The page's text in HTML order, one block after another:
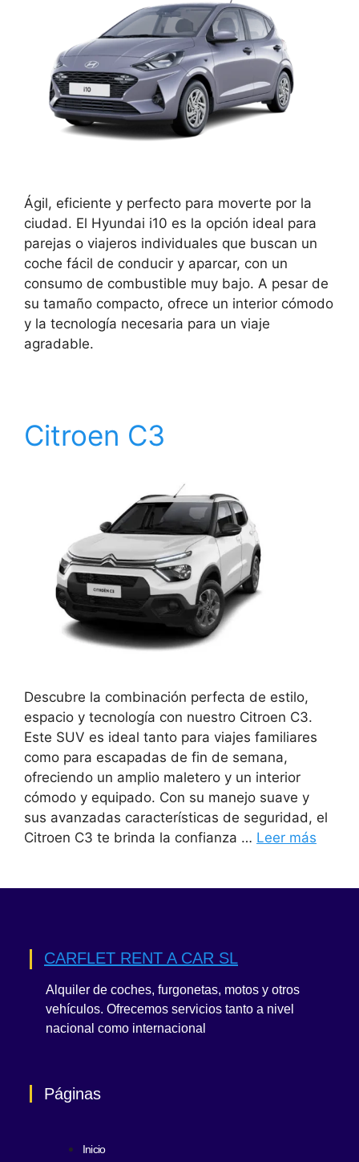
Ágil, eficiente y perfecto para moverte por la
ciudad. El Hyundai i10 es la opción ideal para
parejas o viajeros individuales que buscan un
coche fácil de conducir y aparcar, con un
consumo de combustible muy bajo. A pesar de
su tamaño compacto, ofrece un interior cómodo
y la tecnología necesaria para un viaje
agradable.
Citroen C3
Descubre la combinación perfecta de estilo,
espacio y tecnología con nuestro Citroen C3.
Este SUV es ideal tanto para viajes familiares
como para escapadas de fin de semana,
ofreciendo un amplio maletero y un interior
cómodo y equipado. Con su manejo suave y
sus avanzadas características de seguridad, el
Citroen C3 te brinda la confianza … Leer más
CARFLET RENT A CAR SL
Alquiler de coches, furgonetas, motos y otros
vehículos. Ofrecemos servicios tanto a nivel
nacional como internacional
Páginas
Inicio